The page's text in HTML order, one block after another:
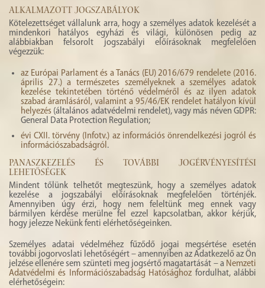
ALKALMAZOTT JOGSZABÁLYOK
Kötelezettséget vállalunk arra, hogy a személyes adatok kezelését a
mindenkori hatályos egyházi és világi, különösen pedig az
alábbiakban felsorolt jogszabályi előírásoknak megfelelően
végezzük:
az Európai Parlament és a Tanács (EU) 2016/679 rendelete (2016.
április 27.) a természetes személyeknek a személyes adatok
kezelése tekintetében történő védelméről és az ilyen adatok
szabad áramlásáról, valamint a 95/46/EK rendelet hatályon kívül
helyezés (általános adatvédelmi rendelet), vagy más néven GDPR:
General Data Protection Regulation;
évi CXII. törvény (Infotv.) az információs önrendelkezési jogról és
információszabadságról .
PANASZKEZELÉS ÉS TOVÁBBI JOGÉRVÉNYESÍTÉSI
LEHETŐSÉGEK
Mindent tőlünk telhetőt megteszünk, hogy a személyes adatok
kezelése a jogszabályi előírásoknak megfelelően történjék.
Amennyiben úgy érzi, hogy nem feleltünk meg ennek vagy
bármilyen kérdése merülne fel ezzel kapcsolatban, akkor kérjük,
hogy jelezze Nekünk fenti elérhetőségeinken.
Személyes adatai védelméhez fűződő jogai megsértése esetén
további jogorvoslati lehetőségért – amennyiben az Adatkezelő az Ön
jelzése ellenére sem szünteti meg jogsértő magatartását – a Nemzeti
Adatvédelmi és Információszabadság Hatósághoz fordulhat, alábbi
elérhetőségein: